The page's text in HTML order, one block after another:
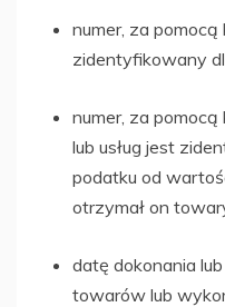
numer, za
zidentyfikowany
numer, za
lub usług jest
podatku od
otrzymał on
datę dokonania
towarów lub